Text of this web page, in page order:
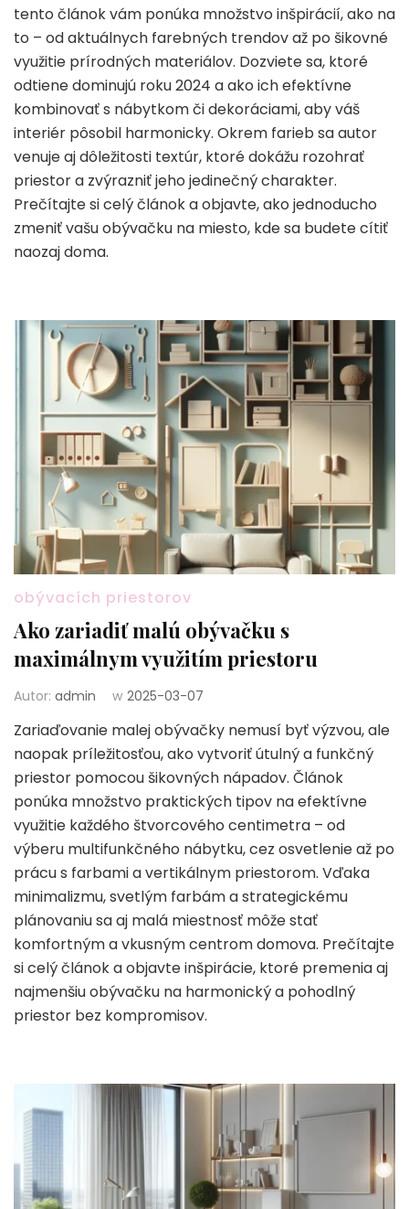
tento článok vám ponúka množstvo inšpirácií, ako na
to – od aktuálnych farebných trendov až po šikovné
využitie prírodných materiálov. Dozviete sa, ktoré
odtiene dominujú roku 2024 a ako ich efektívne
kombinovať s nábytkom či dekoráciami, aby váš
interiér pôsobil harmonicky. Okrem farieb sa autor
venuje aj dôležitosti textúr, ktoré dokážu rozohrať
priestor a zvýrazniť jeho jedinečný charakter.
Prečítajte si celý článok a objavte, ako jednoducho
zmeniť vašu obývačku na miesto, kde sa budete cítiť
naozaj doma.
obývacích priestorov
Ako zariadiť malú obývačku s
maximálnym využitím priestoru
Autor: admin w 2025-03-07
Zariaďovanie malej obývačky nemusí byť výzvou, ale
naopak príležitosťou, ako vytvoriť útulný a funkčný
priestor pomocou šikovných nápadov. Článok
ponúka množstvo praktických tipov na efektívne
využitie každého štvorcového centimetra – od
výberu multifunkčného nábytku, cez osvetlenie až po
prácu s farbami a vertikálnym priestorom. Vďaka
minimalizmu, svetlým farbám a strategickému
plánovaniu sa aj malá miestnosť môže stať
komfortným a vkusným centrom domova. Prečítajte
si celý článok a objavte inšpirácie, ktoré premenia aj
najmenšiu obývačku na harmonický a pohodlný
priestor bez kompromisov.